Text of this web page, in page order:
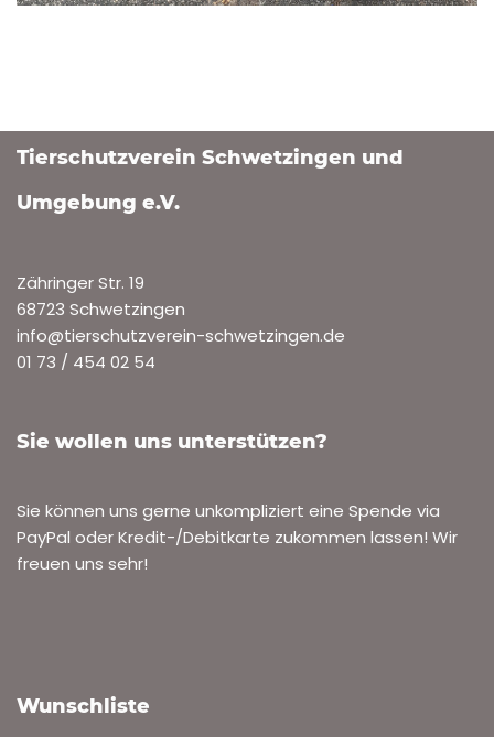
Tierschutzverein Schwetzingen und
Umgebung e.V.
Zähringer Str. 19
68723 Schwetzingen
info@tierschutzverein-schwetzingen.de
01 73 / 454 02 54
Sie wollen uns unterstützen?
Sie können uns gerne unkompliziert eine Spende via
PayPal oder Kredit-/Debitkarte zukommen lassen! Wir
freuen uns sehr!
Wunschliste